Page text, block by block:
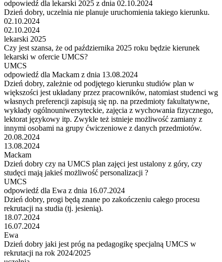
odpowiedź dla lekarski 2025 z dnia 02.10.2024
Dzień dobry, uczelnia nie planuje uruchomienia takiego kierunku.
02.10.2024
02.10.2024
lekarski 2025
Czy jest szansa, że od października 2025 roku będzie kierunek
lekarski w ofercie UMCS?
UMCS
odpowiedź dla Mackam z dnia 13.08.2024
Dzień dobry, zależnie od podjętego kierunku studiów plan w
większości jest układany przez pracowników, natomiast studenci wg
własnych preferencji zapisują się np. na przedmioty fakultatywne,
wykłady ogólnouniwersyteckie, zajęcia z wychowania fizycznego,
lektorat językowy itp. Zwykle też istnieje możliwość zamiany z
innymi osobami na grupy ćwiczeniowe z danych przedmiotów.
20.08.2024
13.08.2024
Mackam
Dzień dobry czy na UMCS plan zajęci jest ustalony z góry, czy
studęci mają jakieś możliwość personalizacji ?
UMCS
odpowiedź dla Ewa z dnia 16.07.2024
Dzień dobry, progi będą znane po zakończeniu całego procesu
rekrutacji na studia (tj. jesienią).
18.07.2024
16.07.2024
Ewa
Dzień dobry jaki jest próg na pedagogikę specjalną UMCS w
rekrutacji na rok 2024/2025